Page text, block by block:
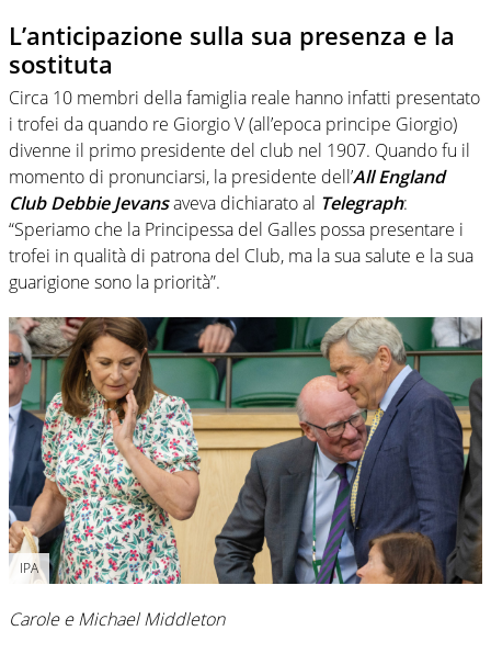
L’anticipazione sulla sua presenza e la
sostituta
Circa 10 membri della famiglia reale hanno infatti presentato
i trofei da quando re Giorgio V (all’epoca principe Giorgio)
divenne il primo presidente del club nel 1907. Quando fu il
momento di pronunciarsi, la presidente dell’All England
Club Debbie Jevansaveva dichiarato al Telegraph:
“Speriamo che la Principessa del Galles possa presentare i
trofei in qualità di patrona del Club, ma la sua salute e la sua
guarigione sono la priorità”.
IPA
Carole e Michael Middleton